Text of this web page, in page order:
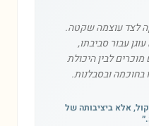
לצד עוצמה שקטה.
עבור סביבתו,
לבין היכולת
בחוכמה ובסבלנות.
אלא ביציבותה של
״